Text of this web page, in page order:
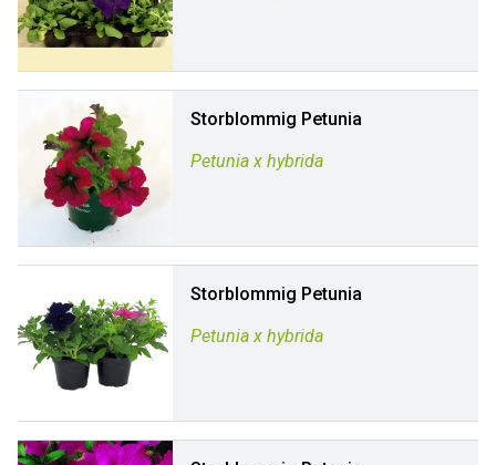
Storblommig Petunia
Petunia x hybrida
Storblommig Petunia
Petunia x hybrida